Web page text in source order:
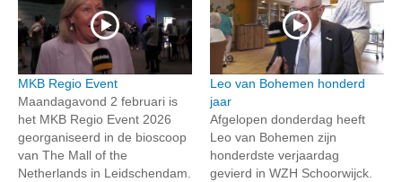
MKB Regio Event
Maandagavond 2 februari is
het MKB Regio Event 2026
georganiseerd in de bioscoop
van The Mall of the
Netherlands in Leidschendam.
Leo van Bohemen honderd
jaar
Afgelopen donderdag heeft
Leo van Bohemen zijn
honderdste verjaardag
gevierd in WZH Schoorwijck.